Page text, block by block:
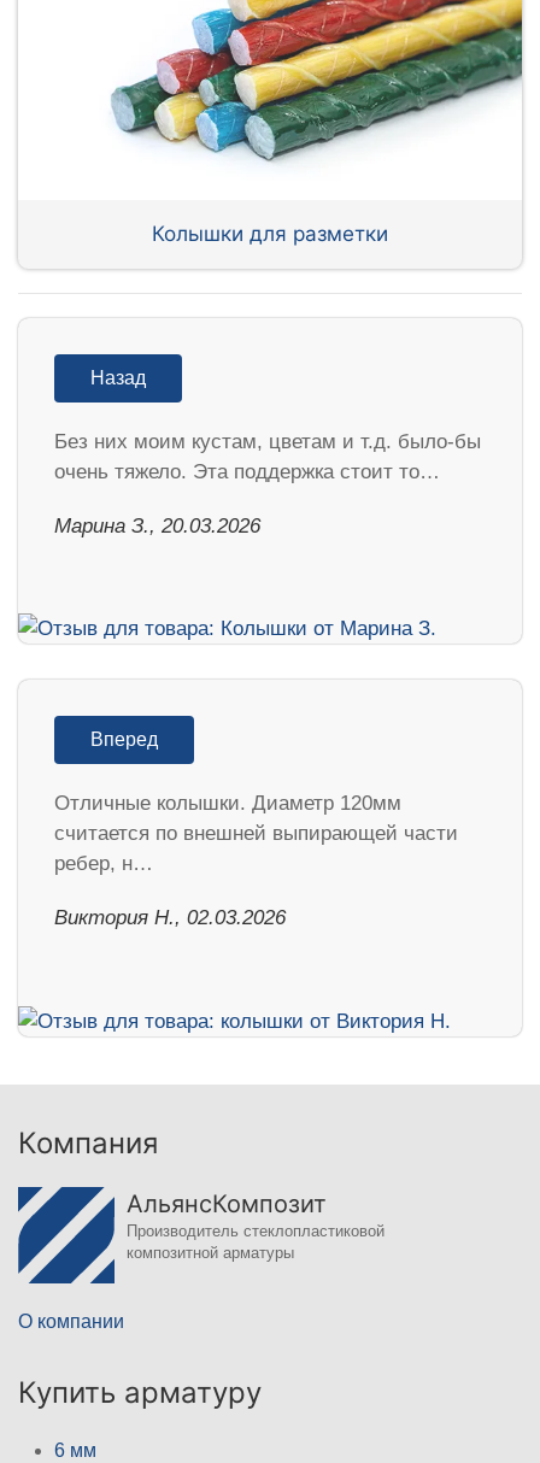
Колышки для разметки
Назад
Без них моим кустам, цветам и т.д. было-бы
очень тяжело. Эта поддержка стоит то…
Марина З., 20.03.2026
Вперед
Отличные колышки. Диаметр 120мм
считается по внешней выпирающей части
ребер, н…
Виктория Н., 02.03.2026
Компания
АльянсКомпозит
Производитель стеклопластиковой
композитной арматуры
О компании
Купить арматуру
6 мм